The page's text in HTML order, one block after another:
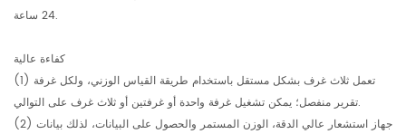
24 ساعة.
كفاءة عالية
(1) تعمل ثلاث غرف بشكل مستقل باستخدام طريقة القياس الوزني، ولكل غرفة
تقرير منفصل؛ يمكن تشغيل غرفة واحدة أو غرفتين أو ثلاث غرف على التوالي.
(2) جهاز استشعار عالي الدقة، الوزن المستمر والحصول على البيانات، لذلك بيانات